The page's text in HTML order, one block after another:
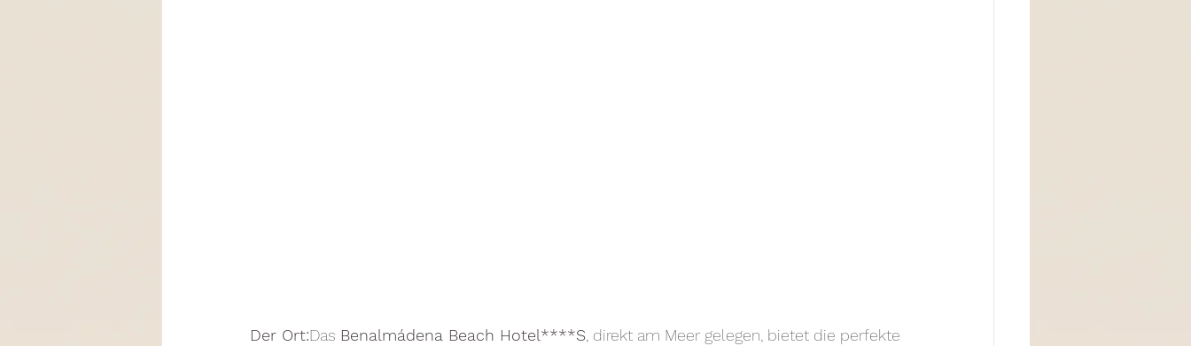
Der Ort:Das Benalmádena Beach Hotel****S , direkt am Meer gelegen, bietet die perfekte